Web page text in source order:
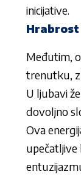
inicijative.
Međutim,
trenutku,
U ljubavi
dovoljno
Ova
upečatljive